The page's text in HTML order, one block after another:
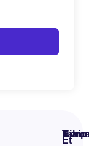
Takip
Et